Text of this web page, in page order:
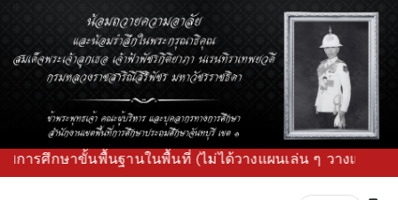
ขั้นพื้นฐานในพื้นที่ (ไม่ได้วางแผนเล่น ๆ วางแล้วทำจริง